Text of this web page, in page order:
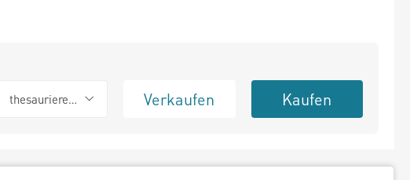
thesaurierend Verkaufen Kaufen